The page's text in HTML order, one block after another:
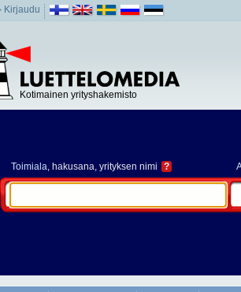
Kirjaudu
Kotimainen yrityshakemisto
Toimiala, hakusana, yrityksen nimi ?